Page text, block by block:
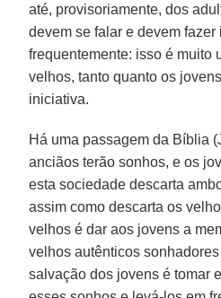
até, provisoriamente, dos
devem se falar e devem
frequentemente: isso é muito
velhos, tanto quanto os
iniciativa.
Há uma passagem da Bíblia
anciãos terão sonhos, e os
esta sociedade descarta
assim como descarta os
velhos é dar aos jovens a
velhos autênticos
salvação dos jovens é tomar